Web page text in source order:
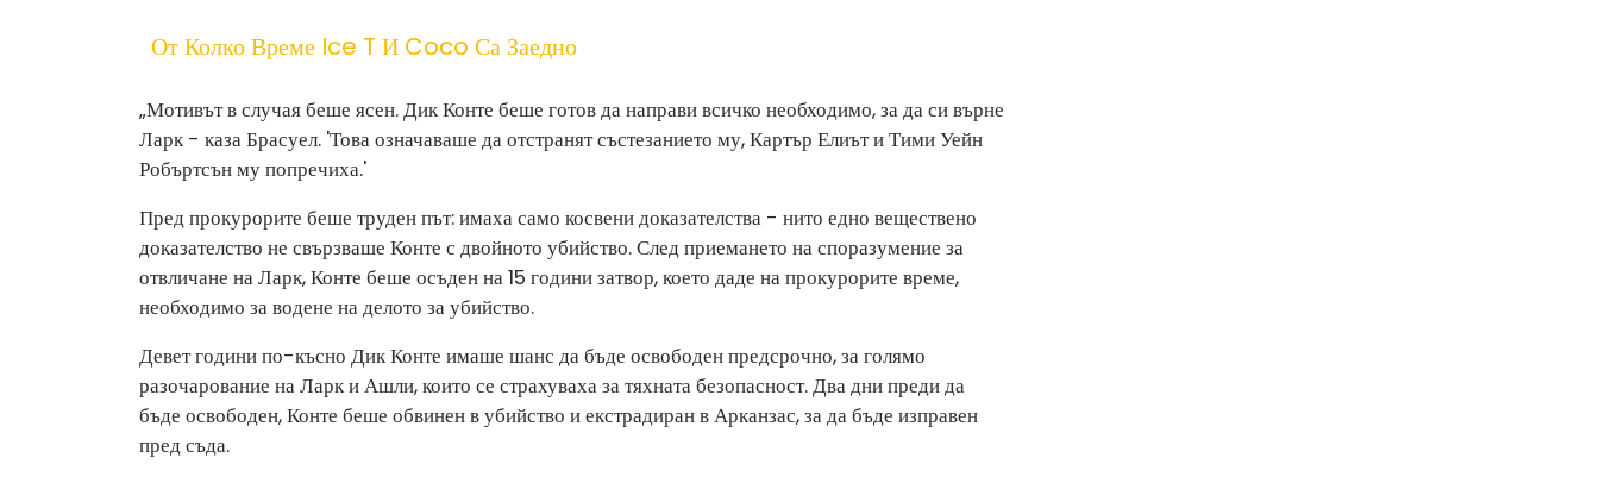
От Колко Време Ice T И Coco Са Заедно
„Мотивът в случая беше ясен. Дик Конте беше готов да направи всичко необходимо, за да си върне
Ларк - каза Брасуел. 'Това означаваше да отстранят състезанието му, Картър Елиът и Тими Уейн
Робъртсън му попречиха.'
Пред прокурорите беше труден път: имаха само косвени доказателства - нито едно веществено
доказателство не свързваше Конте с двойното убийство. След приемането на споразумение за
отвличане на Ларк, Конте беше осъден на 15 години затвор, което даде на прокурорите време,
необходимо за водене на делото за убийство.
Девет години по-късно Дик Конте имаше шанс да бъде освободен предсрочно, за голямо
разочарование на Ларк и Ашли, които се страхуваха за тяхната безопасност. Два дни преди да
бъде освободен, Конте беше обвинен в убийство и екстрадиран в Арканзас, за да бъде изправен
пред съда.